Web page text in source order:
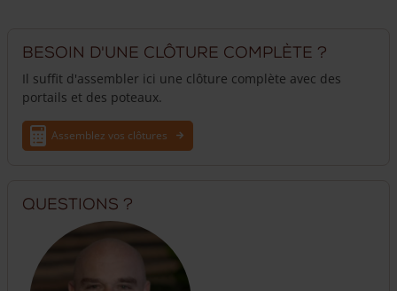
Besoin d'une clôture complète ?
Il suffit d'assembler ici une clôture complète avec des
portails et des poteaux.
Assemblez vos clôtures
Questions ?